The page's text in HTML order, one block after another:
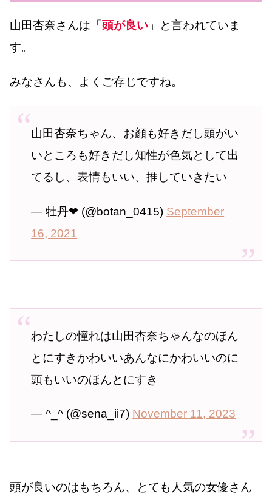
山田杏奈さんは「 頭が良い 」と言われていま
す。
みなさんも、よくご存じですね。
山田杏奈ちゃん、お顔も好きだし頭がい
いところも好きだし知性が色気として出
てるし、表情もいい、推していきたい
— 牡丹❤︎ (@botan_0415) September
16, 2021
わたしの憧れは山田杏奈ちゃんなのほん
とにすきかわいいあんなにかわいいのに
頭もいいのほんとにすき
— ^_^ (@sena_ii7) November 11, 2023
頭が良いのはもちろん、とても人気の女優さん